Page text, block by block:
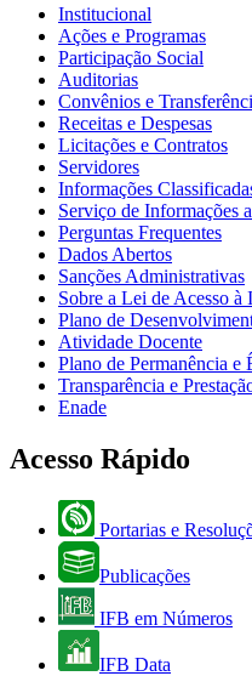
Institucional
Ações e Programas
Participação Social
Auditorias
Convênios e
Receitas e Despesas
Licitações e Contratos
Servidores
Informações
Serviço de Informações
Perguntas Frequentes
Dados Abertos
Sanções Administrativas
Sobre a Lei de Acesso à
Plano de
Atividade Docente
Plano de Permanência e
Transparência e
Enade
Acesso Rápido
Portarias e
Publicações
IFB em Números
IFB Data